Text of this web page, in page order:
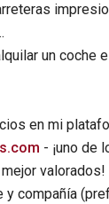
un coche
en mi
- ¡uno de
valorados!
y compañía